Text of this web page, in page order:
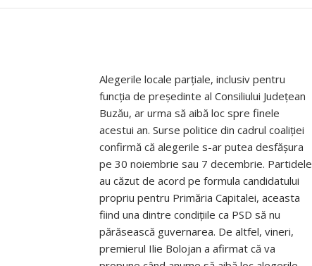
Alegerile locale parțiale, inclusiv pentru
funcția de președinte al Consiliului Județean
Buzău, ar urma să aibă loc spre finele
acestui an. Surse politice din cadrul coaliției
confirmă că alegerile s-ar putea desfășura
pe 30 noiembrie sau 7 decembrie. Partidele
au căzut de acord pe formula candidatului
propriu pentru Primăria Capitalei, aceasta
fiind una dintre condițiile ca PSD să nu
părăsească guvernarea. De altfel, vineri,
premierul Ilie Bolojan a afirmat că va